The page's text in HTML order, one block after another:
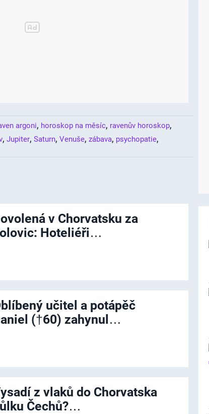
argoni, horoskop na měsíc, ravenův horoskop,
, Jupiter, Saturn, Venuše, zábava, psychopatie,
v Chorvatsku za
Hoteliéři…
učitel a potápěč
(†60) zahynul…
z vlaků do Chorvatska
Čechů?…